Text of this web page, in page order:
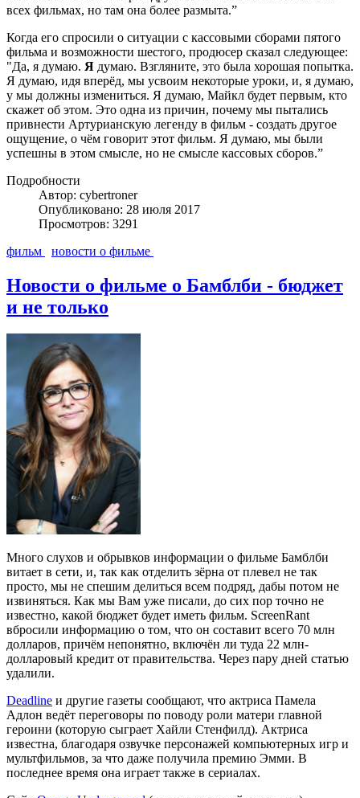
всех фильмах, но там она более размыта.”
Когда его спросили о ситуации с кассовыми сборами пятого
фильма и возможности шестого, продюсер сказал следующее:
"Да, я думаю. Я думаю. Взгляните, это была хорошая попытка.
Я думаю, идя вперёд, мы усвоим некоторые уроки, и, я думаю,
у мы должны измениться. Я думаю, Майкл будет первым, кто
скажет об этом. Это одна из причин, почему мы пытались
привнести Артурианскую легенду в фильм - создать другое
ощущение, о чём говорит этот фильм. Я думаю, мы были
успешны в этом смысле, но не смысле кассовых сборов.”
Подробности
Автор: cybertroner
Опубликовано: 28 июля 2017
Просмотров: 3291
фильм
новости о фильме
Новости о фильме о Бамблби - бюджет
и не только
Много слухов и обрывков информации о фильме Бамблби
витает в сети, и, так как отделить зёрна от плевел не так
просто, мы не спешим делиться всем подряд, дабы потом не
извиняться. Как мы Вам уже писали, до сих пор точно не
известно, какой бюджет будет иметь фильм. ScreenRant
вбросили информацию о том, что он составит всего 70 млн
долларов, причём непонятно, включён ли туда 22 млн-
долларовый кредит от правительства. Через пару дней статью
удалили.
Deadline и другие газеты сообщают, что актриса Памела
Адлон ведёт переговоры по поводу роли матери главной
героини (которую сыграет Хайли Стенфилд). Актриса
известна, благодаря озвучке персонажей компьютерных игр и
мультфильмов, за что даже получила премию Эмми. В
последнее время она играет также в сериалах.